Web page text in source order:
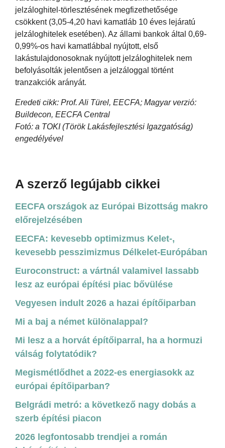
jelzáloghitel-törlesztésének megfizethetősége
csökkent (3,05-4,20 havi kamatláb 10 éves lejáratú
jelzáloghitelek esetében). Az állami bankok által 0,69-
0,99%-os havi kamatlábbal nyújtott, első
lakástulajdonosoknak nyújtott jelzáloghitelek nem
befolyásolták jelentősen a jelzáloggal történt
tranzakciók arányát.
Eredeti cikk: Prof. Ali Türel, EECFA; Magyar verzió:
Buildecon, EECFA Central
Fotó: a TOKI (Török Lakásfejlesztési Igazgatóság)
engedélyével
A szerző legújabb cikkei
EECFA országok az Európai Bizottság makro
előrejelzésében
EECFA: kevesebb optimizmus Kelet-,
kevesebb pesszimizmus Délkelet-Európában
Euroconstruct: a vártnál valamivel lassabb
lesz az európai építési piac bővülése
Vegyesen indult 2026 a hazai építőiparban
Mi a baj a német különalappal?
Mi lesz a a horvát építőiparral, ha a hormuzi
válság folytatódik?
Megismétlődhet a 2022-es energiasokk az
európai építőiparban?
Belgrádi metró: a következő nagy dobás a
szerb építési piacon
2026 legfontosabb trendjei a román